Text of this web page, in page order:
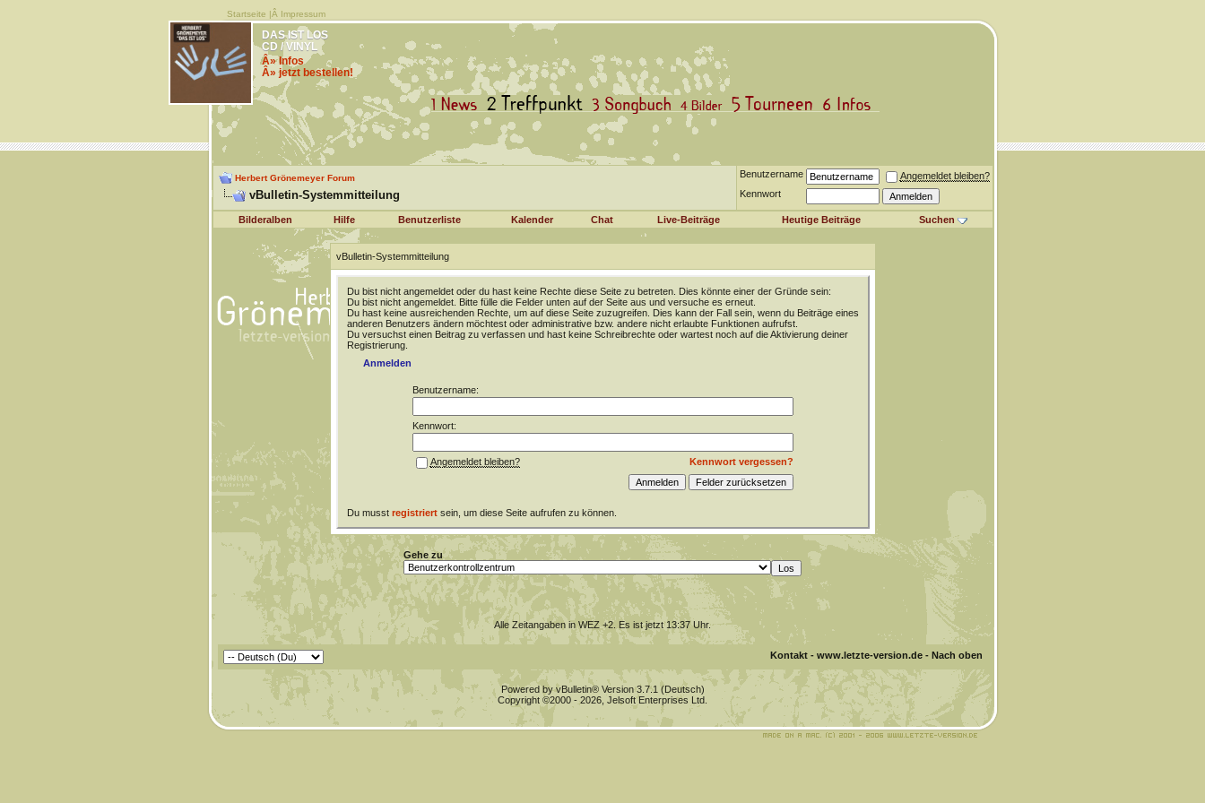
Startseite |Â Impressum
DAS IST LOS
CD / VINYL
Â» Infos
Â» jetzt bestellen!
Herbert Grönemeyer Forum
vBulletin-Systemmitteilung
Benutzername
Angemeldet bleiben?
Kennwort
Bilderalben Hilfe Benutzerliste Kalender Chat Live-Beiträge Heutige Beiträge Suchen
vBulletin-Systemmitteilung
Du bist nicht angemeldet oder du hast keine Rechte diese Seite zu betreten. Dies könnte einer der Gründe sein:
Du bist nicht angemeldet. Bitte fülle die Felder unten auf der Seite aus und versuche es erneut.
Du hast keine ausreichenden Rechte, um auf diese Seite zuzugreifen. Dies kann der Fall sein, wenn du Beiträge eines
anderen Benutzers ändern möchtest oder administrative bzw. andere nicht erlaubte Funktionen aufrufst.
Du versuchst einen Beitrag zu verfassen und hast keine Schreibrechte oder wartest noch auf die Aktivierung deiner
Registrierung.
Anmelden
Benutzername:
Kennwort:
Kennwort vergessen?
Angemeldet bleiben?
Du musst registriertsein, um diese Seite aufrufen zu können.
Gehe zu
Alle Zeitangaben in WEZ +2. Es ist jetzt13:37Uhr.
Kontakt- www.letzte-version.de- Nach oben
Powered by vBulletin® Version 3.7.1 (Deutsch)
Copyright ©2000 - 2026, Jelsoft Enterprises Ltd.